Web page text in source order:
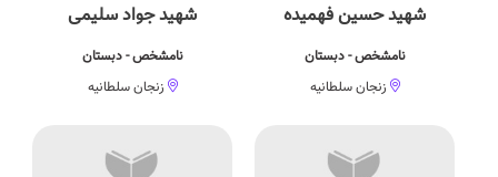
شهید حسین فهمیده
نامشخص - دبستان
زنجان سلطانیه
شهید جواد سلیمی
نامشخص - دبستان
زنجان سلطانیه